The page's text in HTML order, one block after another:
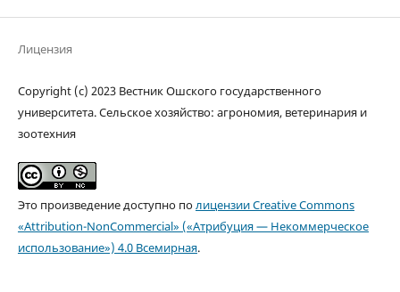
Лицензия
Copyright (c) 2023 Вестник Ошского государственного
университета. Сельское хозяйство: агрономия, ветеринария и
зоотехния
Это произведение доступно полицензии Creative Commons
«Attribution-NonCommercial» («Атрибуция — Некоммерческое
использование») 4.0 Всемирная.